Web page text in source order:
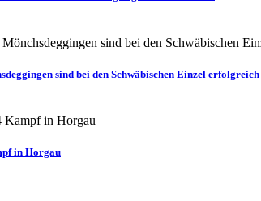
sind bei den Schwäbischen Einzel erfolgreich
in Horgau